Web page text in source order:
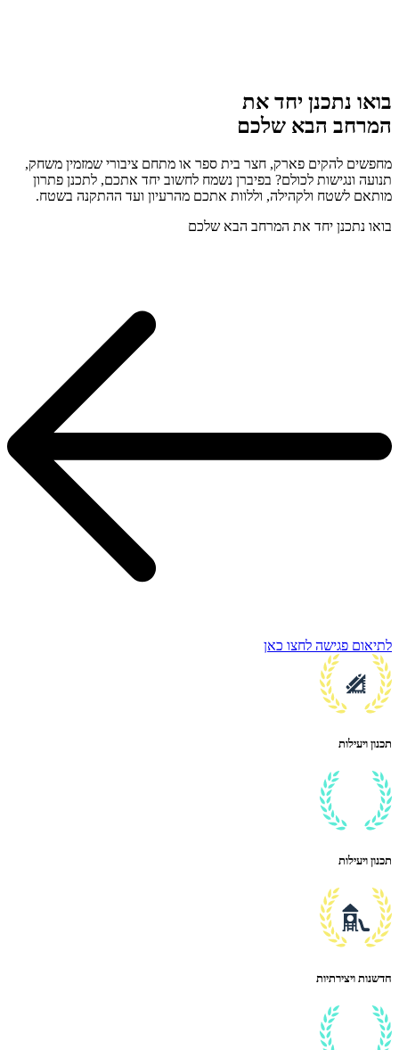
בואו נתכנן יחד את
המרחב הבא שלכם
מחפשים להקים פארק, חצר בית ספר או מתחם ציבורי שמזמין משחק,
תנועה ונגישות לכולם? בפיברן נשמח לחשוב יחד אתכם, לתכנן פתרון
מותאם לשטח ולקהילה, וללוות אתכם מהרעיון ועד ההתקנה בשטח.
בואו נתכנן יחד את המרחב הבא שלכם
לתיאום פגישה לחצו כאן
תכנון ויעילות
תכנון ויעילות
חדשנות ויצירתיות